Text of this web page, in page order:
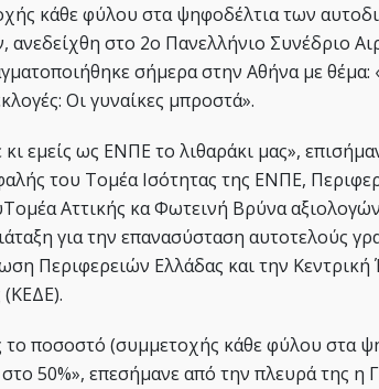
κάθε φύλου στα ψηφοδέλτια των
ανεδείχθη στο 2ο Πανελλήνιο Συνέδριο
σήμερα στην Αθήνα με θέμα:
Οι γυναίκες μπροστά».
εμείς ως ΕΝΠΕ το λιθαράκι μας»,
του Τομέα Ισότητας της ΕΝΠΕ,
Αττικής κα Φωτεινή Βρύνα
για την επανασύσταση αυτοτελούς
Περιφερειών Ελλάδας και την
(ΚΕΔΕ).
το ποσοστό (συμμετοχής κάθε φύλου στα
50%», επεσήμανε από την πλευρά της η